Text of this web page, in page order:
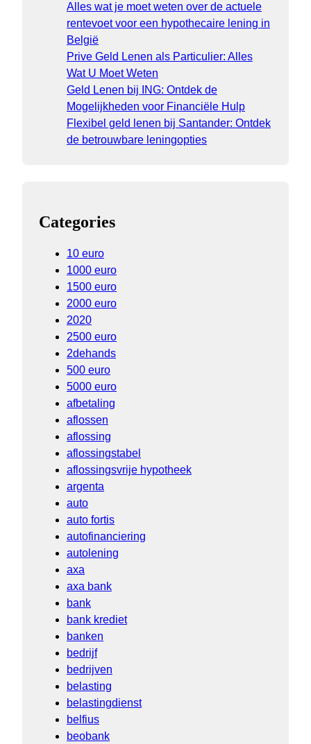
Alles wat je moet weten over de actuele
rentevoet voor een hypothecaire lening in
België
Prive Geld Lenen als Particulier: Alles
Wat U Moet Weten
Geld Lenen bij ING: Ontdek de
Mogelijkheden voor Financiële Hulp
Flexibel geld lenen bij Santander: Ontdek
de betrouwbare leningopties
Categories
10 euro
1000 euro
1500 euro
2000 euro
2020
2500 euro
2dehands
500 euro
5000 euro
afbetaling
aflossen
aflossing
aflossingstabel
aflossingsvrije hypotheek
argenta
auto
auto fortis
autofinanciering
autolening
axa
axa bank
bank
bank krediet
banken
bedrijf
bedrijven
belasting
belastingdienst
belfius
beobank